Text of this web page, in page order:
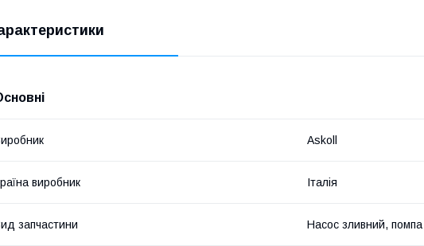
Askoll
виробник Італія
запчастини Насос зливний, помпа